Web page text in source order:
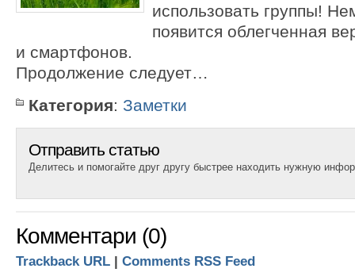
использовать группы!
появится облегченная
и смартфонов.
Продолжение следует…
Категория: Заметки
Отправить статью
Делитесь и помогайте друг другу быстрее находить нужную
Комментари (0)
Trackback URL | Comments RSS Feed